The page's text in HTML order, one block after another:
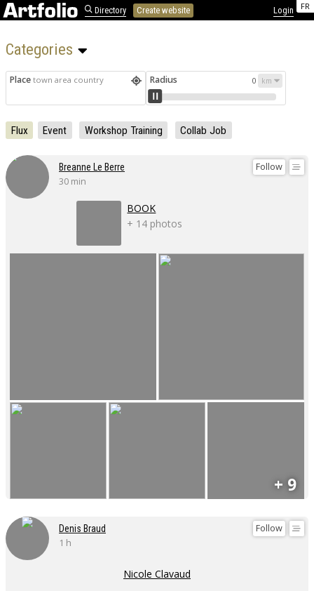
FR
Directory Create website Login
Categories
Place town area country Radius 0
Flux Event Workshop Training Collab Job
Follow
Breanne Le Berre
30 min
BOOK
+ 14 photos
+ 9
Follow
Denis Braud
1 h
Nicole Clavaud